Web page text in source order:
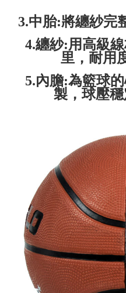
3.中胎:將纏紗完
4.纏紗:用高級
里，耐用
5.內膽:為籃球
製，球壓穩